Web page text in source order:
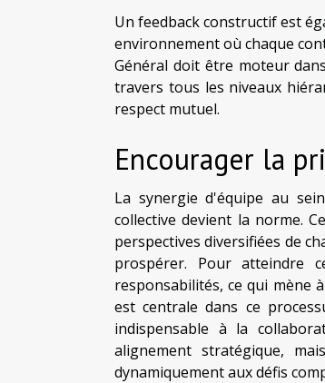
Un feedback constructif est
environnement où chaque
Général doit être moteur
travers tous les niveaux
respect mutuel.
Encourager la
La synergie d'équipe au
collective devient la norme.
perspectives diversifiées de
prospérer. Pour atteindre
responsabilités, ce qui mène
est centrale dans ce
indispensable à la
alignement stratégique,
dynamiquement aux défis